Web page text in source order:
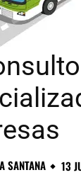
SANTANA 13